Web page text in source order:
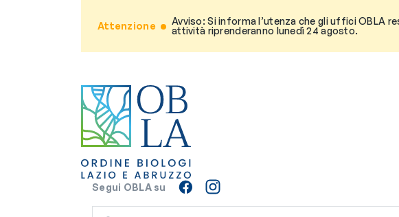
Attenzione
Avviso: Si informa l’utenza che gli uffici OBLA
attività riprenderanno lunedì 24 agosto.
Segui OBLA su
CERCA